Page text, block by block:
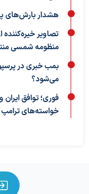
هشدار بارش‌های
تصاویر
منظومه شمسی
بمب خبری در
می‌شود؟
فوری؛ توافق
خواسته‌های